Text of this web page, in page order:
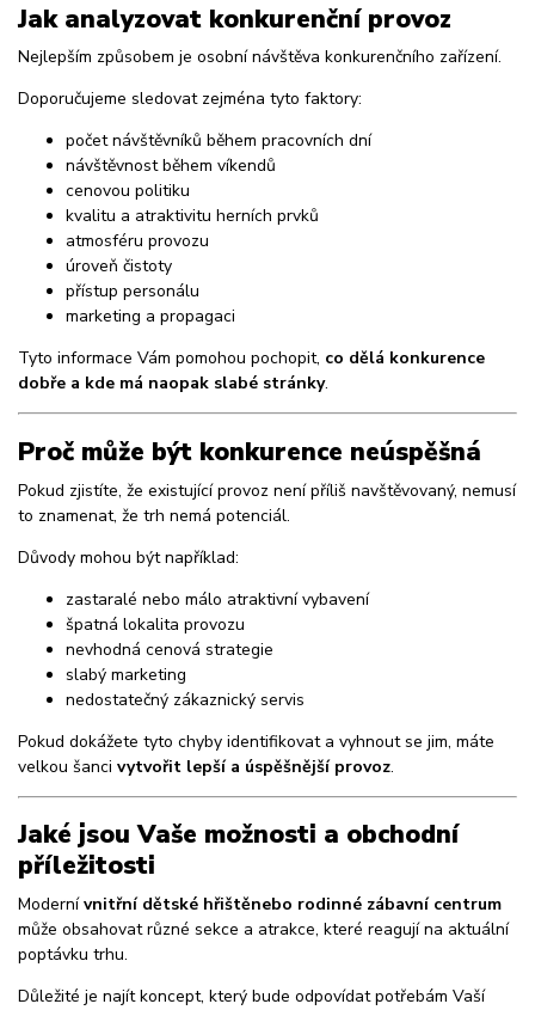
Jak analyzovat konkurenční provoz
Nejlepším způsobem je osobní návštěva konkurenčního zařízení.
Doporučujeme sledovat zejména tyto faktory:
počet návštěvníků během pracovních dní
návštěvnost během víkendů
cenovou politiku
kvalitu a atraktivitu herních prvků
atmosféru provozu
úroveň čistoty
přístup personálu
marketing a propagaci
Tyto informace Vám pomohou pochopit, co dělá konkurence
dobře a kde má naopak slabé stránky.
Proč může být konkurence neúspěšná
Pokud zjistíte, že existující provoz není příliš navštěvovaný, nemusí
to znamenat, že trh nemá potenciál.
Důvody mohou být například:
zastaralé nebo málo atraktivní vybavení
špatná lokalita provozu
nevhodná cenová strategie
slabý marketing
nedostatečný zákaznický servis
Pokud dokážete tyto chyby identifikovat a vyhnout se jim, máte
velkou šanci vytvořit lepší a úspěšnější provoz.
Jaké jsou Vaše možnosti a obchodní
příležitosti
Modernívnitřní dětské hřištěnebo rodinné zábavní centrum
může obsahovat různé sekce a atrakce, které reagují na aktuální
poptávku trhu.
Důležité je najít koncept, který bude odpovídat potřebám Vaší